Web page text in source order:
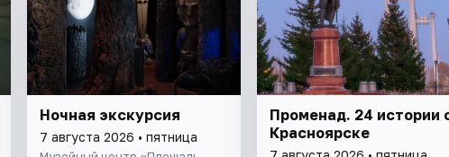
Ночная экскурсия
7 августа 2026 • пятница
Променад. 24 истории
Красноярске